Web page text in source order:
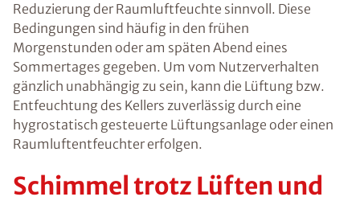
Reduzierung der Raumluftfeuchte sinnvoll. Diese
Bedingungen sind häufig in den frühen
Morgenstunden oder am späten Abend eines
Sommertages gegeben. Um vom Nutzerverhalten
gänzlich unabhängig zu sein, kann die Lüftung bzw.
Entfeuchtung des Kellers zuverlässig durch eine
hygrostatisch gesteuerte Lüftungsanlage oder einen
Raumluftentfeuchter erfolgen.
Schimmel trotz Lüften und